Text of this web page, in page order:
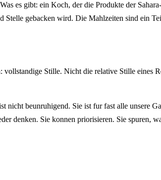
es gibt: ein Koch, der die Produkte der
Stelle gebacken wird. Die Mahlzeiten sind ein
Stille. Nicht die relative Stille eines
beunruhigend. Sie ist fur fast alle unsere
denken. Sie konnen priorisieren. Sie spuren,